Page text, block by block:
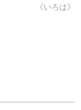
《いろは》